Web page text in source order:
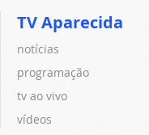
TV Aparecida
notícias
programação
tv ao vivo
vídeos